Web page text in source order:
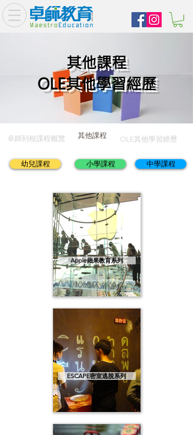
其他課程
OLE其他學習經歷
卓師到校課程概覽 其他課程 OLE其他學習經歷
Apple蘋果教育系列
ESCAPE密室逃脫系列
幼兒課程 小學課程 中學課程